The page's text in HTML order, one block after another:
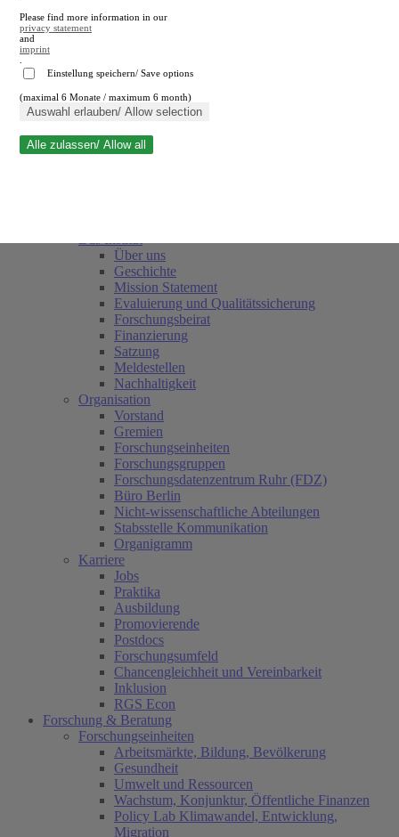
Suche schließen
Über uns
Geschichte
Mission Statement
Evaluierung und Qualitätssicherung
Forschungsbeirat
Finanzierung
Satzung
Meldestellen
Nachhaltigkeit
Organisation
Vorstand
Gremien
Forschungseinheiten
Forschungsgruppen
Forschungsdatenzentrum Ruhr (FDZ)
Büro Berlin
Nicht-wissenschaftliche Abteilungen
Stabsstelle Kommunikation
Organigramm
Karriere
Jobs
Praktika
Ausbildung
Promovierende
Postdocs
Forschungsumfeld
Chancengleichheit und Vereinbarkeit
Inklusion
RGS Econ
Forschung & Beratung
Forschungseinheiten
Arbeitsmärkte, Bildung, Bevölkerung
Gesundheit
Umwelt und Ressourcen
Wachstum, Konjunktur, Öffentliche Finanzen
Policy Lab Klimawandel, Entwicklung,
Migration
Please find more information in our
privacy statement
and
imprint
Einstellung speichern/ Save options
(maximal 6 Monate / maximum 6 month)
Auswahl erlauben/ Allow selection
Alle zulassen/ Allow all